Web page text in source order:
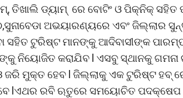
ତିଖାଲି ଡ୍ୟାମ୍ ରେ ବୋଟିଂ ଓ ପିକ୍ନିକ୍ ସହିତ
ଅଭୟାରଣ୍ୟରେ ଏବଂ ଜିଲ୍ଲାର
ଟୁରିଷ୍ଟ ମାନଙ୍କୁ ଆଦିବାସୀଙ୍କ
ନିୟୋଜିତ କରାଯିବ l ଏସବୁ ସ୍ଥାନକୁ ଗମନା
ଜରି ମୁକ୍ତ ହେବ l ଜିଲ୍ଲାକୁ ଏକ ଟୁରିଷ୍ଟ ହବ୍
lଏଥର ରବି ଋତୁରେ ସମୟୋଚିତ ପଦକ୍ଷେପ